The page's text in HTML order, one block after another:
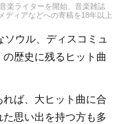
楽ライターを開始、音楽雑誌
ディアなどへの寄稿を18年以上
ーに好奇心を忘れないことを
、作詞作曲を担当するベーシ
ある楽器はベース、ギター、
、現在も継続中です。
ウル、ディスコミュ
歴史に残るヒット曲
ば、大ヒット曲に合
思い出を持つ方も多